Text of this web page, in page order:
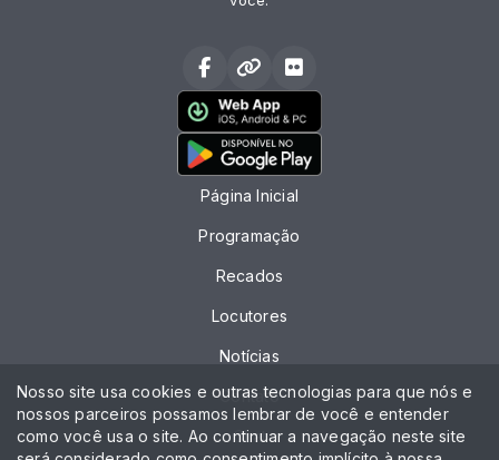
Página Inicial
Programação
Recados
Locutores
Notícias
Contato
Chat
Nosso site usa cookies e outras tecnologias para que nós e
nossos parceiros possamos lembrar de você e entender
como você usa o site. Ao continuar a navegação neste site